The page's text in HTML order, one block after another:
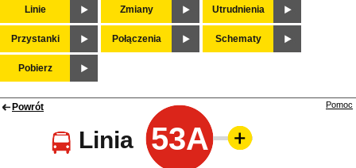
Linie Zmiany Utrudnienia
Przystanki Połączenia Schematy
Pobierz
Powrót
Linia 53A
Pomoc